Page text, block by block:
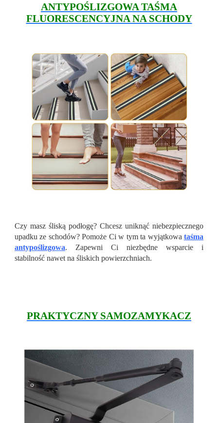
ANTYPOŚLIZGOWA TAŚMA
FLUORESCENCYJNA NA SCHODY
Czy masz śliską podłogę? Chcesz uniknąć niebezpiecznego
upadku ze schodów? Pomoże Ci w tym ta wyjątkowa taśma
antypoślizgowa. Zapewni Ci niezbędne wsparcie i
stabilność nawet na śliskich powierzchniach.
PRAKTYCZNY SAMOZAMYKACZ